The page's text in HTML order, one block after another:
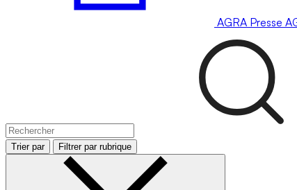
AGRA Presse
Trier par Filtrer par rubrique